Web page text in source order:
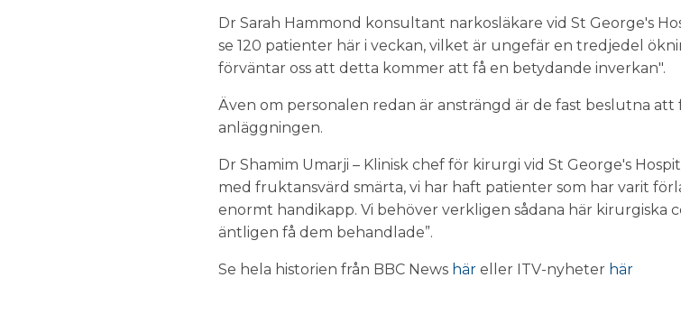
Dr Sarah Hammond konsultant narkosläkare vid St George's
se 120 patienter här i veckan, vilket är ungefär en tredjedel
förväntar oss att detta kommer att få en betydande inverkan".
Även om personalen redan är ansträngd är de fast beslutna
anläggningen.
Dr Shamim Umarji – Klinisk chef för kirurgi vid St George's
med fruktansvärd smärta, vi har haft patienter som har varit
enormt handikapp. Vi behöver verkligen sådana här kirurgiska
äntligen få dem behandlade”.
Se hela historien från BBC News här eller ITV-nyheter här